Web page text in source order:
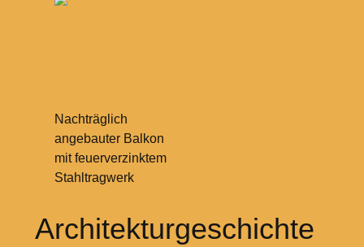
Nachträglich
angebauter Balkon
mit feuerverzinktem
Stahltragwerk
Architekturgeschichte